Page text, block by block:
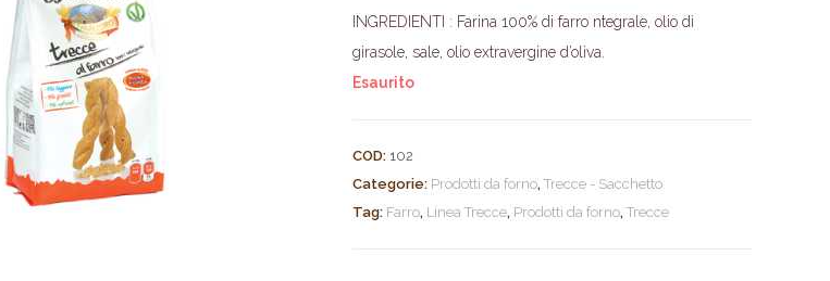
INGREDIENTI : Farina 100% di farro ntegrale, olio di
girasole, sale, olio extravergine d’oliva.
Esaurito
COD: 102
Categorie: Prodotti da forno,Trecce - Sacchetto
Tag: Farro, Linea Trecce, Prodotti da forno,Trecce